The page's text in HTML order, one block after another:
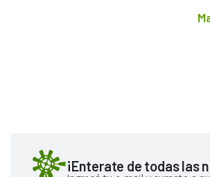
¡Enterate de todas las